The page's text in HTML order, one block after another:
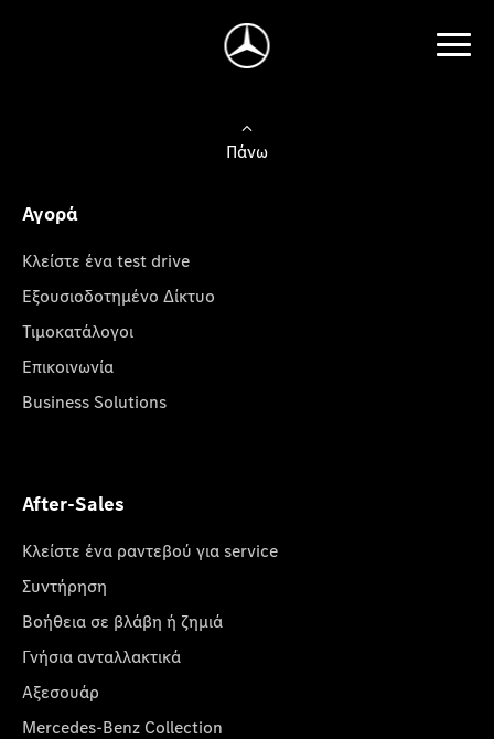
Πάνω
Αγορά
Κλείστε ένα test drive
Εξουσιοδοτημένο Δίκτυο
Τιμοκατάλογοι
Επικοινωνία
Business Solutions
After-Sales
Κλείστε ένα ραντεβού για service
Συντήρηση
Βοήθεια σε βλάβη ή ζημιά
Γνήσια ανταλλακτικά
Αξεσουάρ
Mercedes-Benz Collection